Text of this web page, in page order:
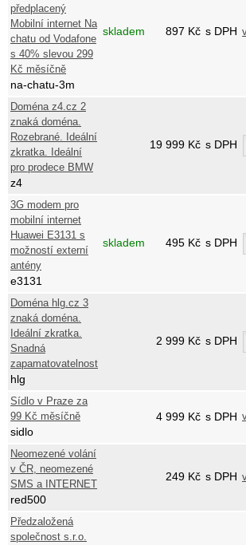
předplacený
Mobilní internet Na
chatu od Vodafone
s 40% slevou 299
Kč měsíčně
na-chatu-3m
skladem 897 Kč s DPH
Doména z4.cz 2
znaká doména.
Rozebrané. Ideální
zkratka. Ideální
pro prodece BMW
z4
19 999 Kč s DPH
3G modem pro
mobilní internet
Huawei E3131 s
možností externí
antény
e3131
skladem 495 Kč s DPH
Doména hlg.cz 3
znaká doména.
Ideální zkratka.
Snadná
zapamatovatelnost
hlg
2 999 Kč s DPH
Sídlo v Praze za
99 Kč měsíčně
sidlo
4 999 Kč s DPH
Neomezené volání
v ČR, neomezené
SMS a INTERNET
red500
249 Kč s DPH
Předzaložená
společnost s.r.o.